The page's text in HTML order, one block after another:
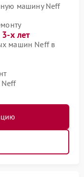
машину Neff
х лет
машин Neff в